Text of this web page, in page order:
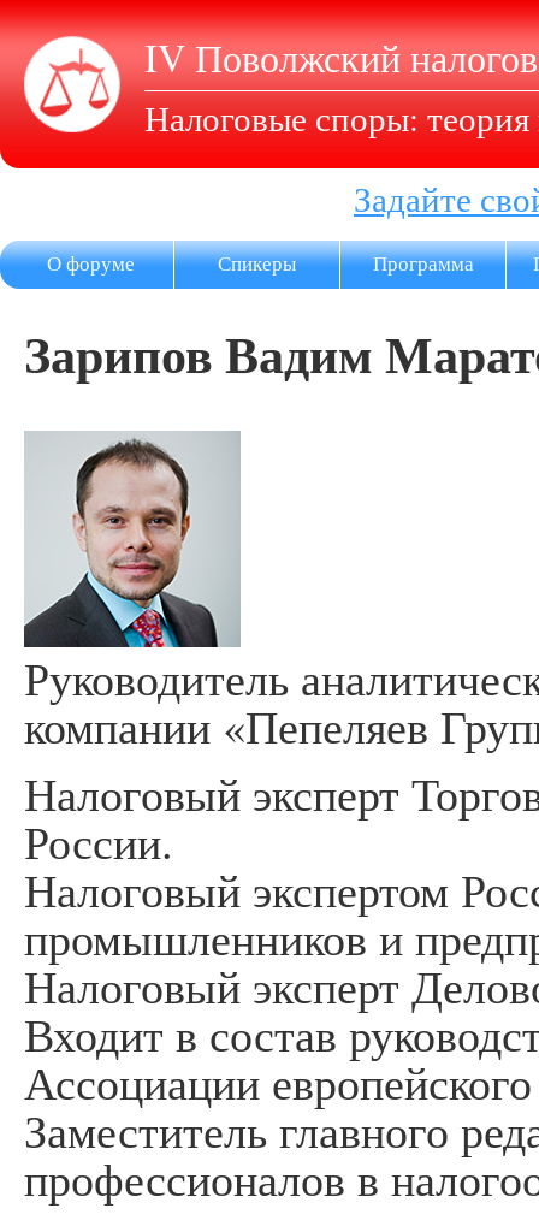
IV Поволжский
Налоговые споры: теория
Задайте
О форуме Спикеры Программа
Зарипов Вадим
Руководитель
компании «Пепеляев
Налоговый эксперт
России.
Налоговый экспертом
промышленников и
Налоговый эксперт
Входит в состав
Ассоциации
Заместитель главного
профессионалов в